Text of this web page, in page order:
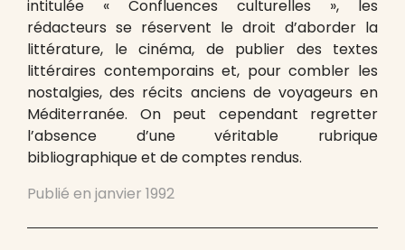
intitulée « Confluences culturelles », les
rédacteurs se réservent le droit d’aborder la
littérature, le cinéma, de publier des textes
littéraires contemporains et, pour combler les
nostalgies, des récits anciens de voyageurs en
Méditerranée. On peut cependant regretter
l’absence d’une véritable rubrique
bibliographique et de comptes rendus.
Publié en janvier 1992